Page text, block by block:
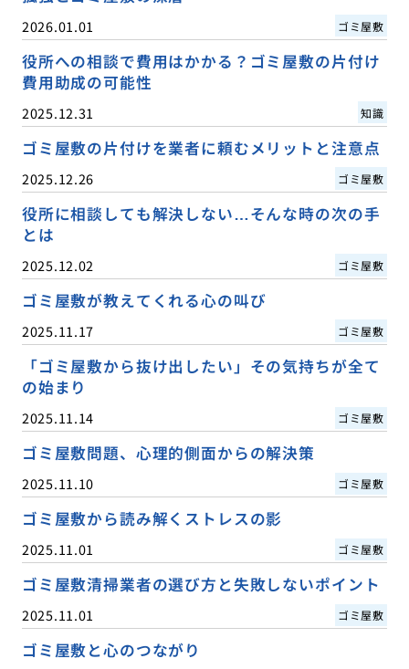
2026.01.01 ゴミ屋敷
役所への相談で費用はかかる？ゴミ屋敷の片付け
費用助成の可能性
2025.12.31 知識
ゴミ屋敷の片付けを業者に頼むメリットと注意点
2025.12.26 ゴミ屋敷
役所に相談しても解決しない…そんな時の次の手
とは
2025.12.02 ゴミ屋敷
ゴミ屋敷が教えてくれる心の叫び
2025.11.17 ゴミ屋敷
「ゴミ屋敷から抜け出したい」その気持ちが全て
の始まり
2025.11.14 ゴミ屋敷
ゴミ屋敷問題、心理的側面からの解決策
2025.11.10 ゴミ屋敷
ゴミ屋敷から読み解くストレスの影
2025.11.01 ゴミ屋敷
ゴミ屋敷清掃業者の選び方と失敗しないポイント
2025.11.01 ゴミ屋敷
ゴミ屋敷と心のつながり